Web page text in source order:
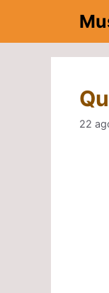
contenido
22